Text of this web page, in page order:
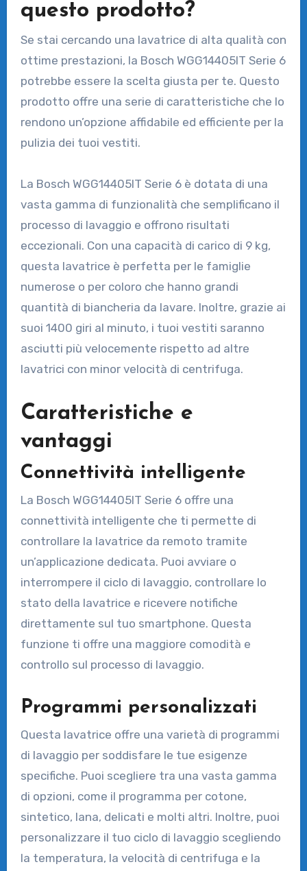
questo prodotto?
Se stai cercando una lavatrice di alta qualità con
ottime prestazioni, la Bosch WGG14405IT Serie 6
potrebbe essere la scelta giusta per te. Questo
prodotto offre una serie di caratteristiche che lo
rendono un’opzione affidabile ed efficiente per la
pulizia dei tuoi vestiti.
La Bosch WGG14405IT Serie 6 è dotata di una
vasta gamma di funzionalità che semplificano il
processo di lavaggio e offrono risultati
eccezionali. Con una capacità di carico di 9 kg,
questa lavatrice è perfetta per le famiglie
numerose o per coloro che hanno grandi
quantità di biancheria da lavare. Inoltre, grazie ai
suoi 1400 giri al minuto, i tuoi vestiti saranno
asciutti più velocemente rispetto ad altre
lavatrici con minor velocità di centrifuga.
Caratteristiche e
vantaggi
Connettività intelligente
La Bosch WGG14405IT Serie 6 offre una
connettività intelligente che ti permette di
controllare la lavatrice da remoto tramite
un’applicazione dedicata. Puoi avviare o
interrompere il ciclo di lavaggio, controllare lo
stato della lavatrice e ricevere notifiche
direttamente sul tuo smartphone. Questa
funzione ti offre una maggiore comodità e
controllo sul processo di lavaggio.
Programmi personalizzati
Questa lavatrice offre una varietà di programmi
di lavaggio per soddisfare le tue esigenze
specifiche. Puoi scegliere tra una vasta gamma
di opzioni, come il programma per cotone,
sintetico, lana, delicati e molti altri. Inoltre, puoi
personalizzare il tuo ciclo di lavaggio scegliendo
la temperatura, la velocità di centrifuga e la